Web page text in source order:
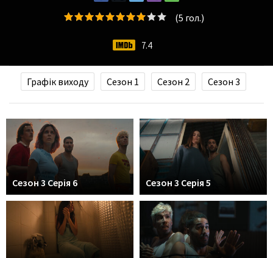
(5 гол.)
7.4
Графік виходу Сезон 1 Сезон 2 Сезон 3
Сезон 3 Серія 6 Сезон 3 Серія 5